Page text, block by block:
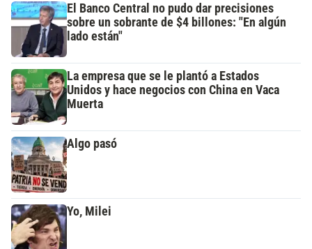
El Banco Central no pudo dar precisiones
sobre un sobrante de $4 billones: "En algún
lado están"
La empresa que se le plantó a Estados
Unidos y hace negocios con China en Vaca
Muerta
Algo pasó
Yo, Milei